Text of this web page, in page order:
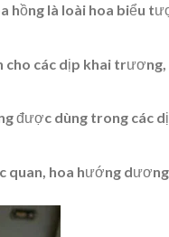
hồng là loài hoa biểu
cho các dịp khai trương,
được dùng trong các
quan, hoa hướng